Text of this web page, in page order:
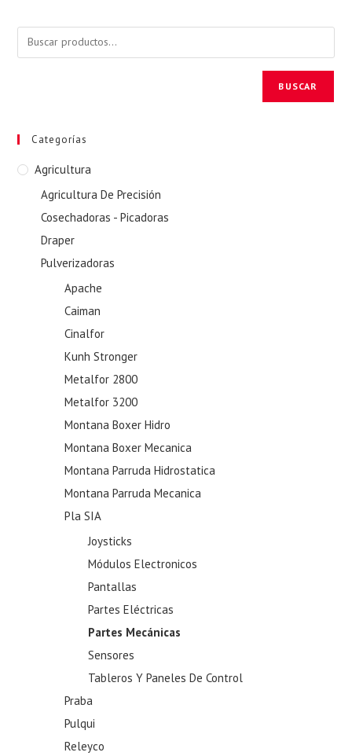
BUSCAR
Categorías
Agricultura
Agricultura De Precisión
Cosechadoras - Picadoras
Draper
Pulverizadoras
Apache
Caiman
Cinalfor
Kunh Stronger
Metalfor 2800
Metalfor 3200
Montana Boxer Hidro
Montana Boxer Mecanica
Montana Parruda Hidrostatica
Montana Parruda Mecanica
Pla SIA
Joysticks
Módulos Electronicos
Pantallas
Partes Eléctricas
Partes Mecánicas
Sensores
Tableros Y Paneles De Control
Praba
Pulqui
Releyco